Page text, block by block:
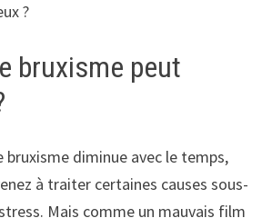
?
bruxisme peut
bruxisme diminue avec le temps,
à traiter certaines causes sous-
Mais comme un mauvais film